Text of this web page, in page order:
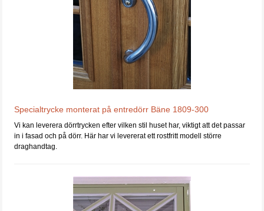
Specialtrycke monterat på entredörr Bäne 1809-300
Vi kan leverera dörrtrycken efter vilken stil huset har, viktigt att det passar
in i fasad och på dörr. Här har vi levererat ett rostfritt modell större
draghandtag.